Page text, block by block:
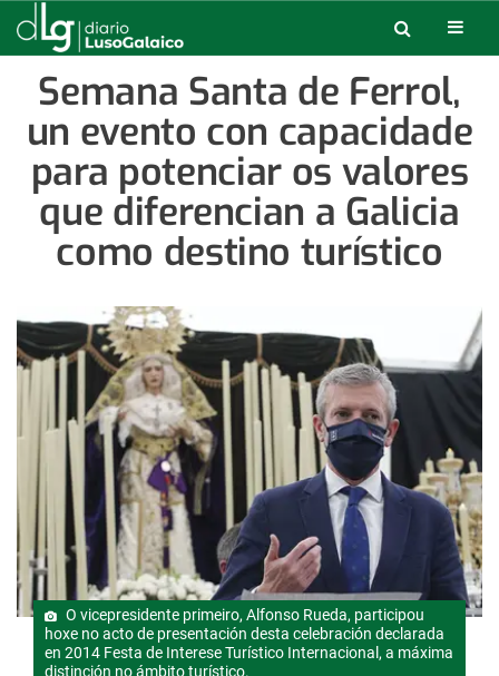
Semana Santa de Ferrol,
un evento con capacidade
para potenciar os valores
que diferencian a Galicia
como destino turístico
O vicepresidente primeiro, Alfonso Rueda, participou
hoxe no acto de presentación desta celebración declarada
en 2014 Festa de Interese Turístico Internacional, a máxima
distinción no ámbito turístico.